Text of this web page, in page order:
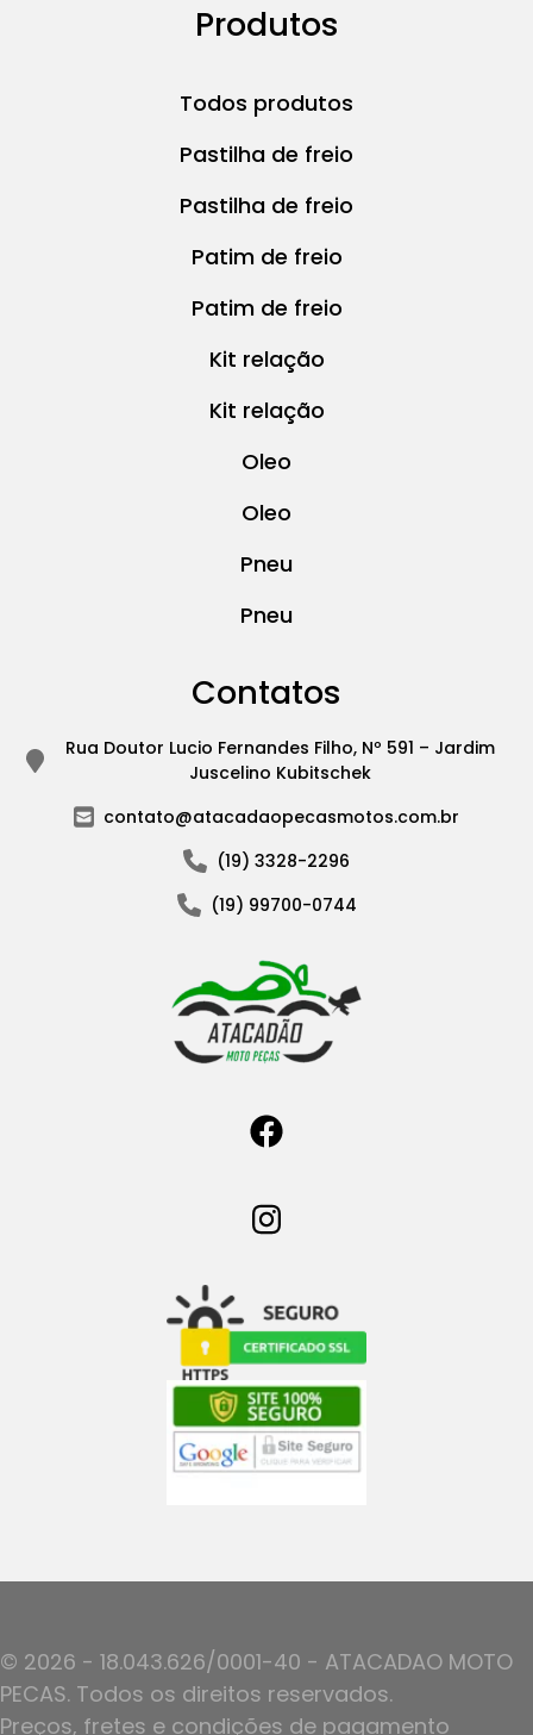
Produtos
Todos produtos
Pastilha de freio
Pastilha de freio
Patim de freio
Patim de freio
Kit relação
Kit relação
Oleo
Oleo
Pneu
Pneu
Contatos
Rua Doutor Lucio Fernandes Filho, Nº 591 – Jardim
Juscelino Kubitschek
contato@atacadaopecasmotos.com.br
(19) 3328-2296
(19) 99700-0744
© 2026 - 18.043.626/0001-40 - ATACADAO MOTO
PECAS. Todos os direitos reservados.
Preços, fretes e condições de pagamento